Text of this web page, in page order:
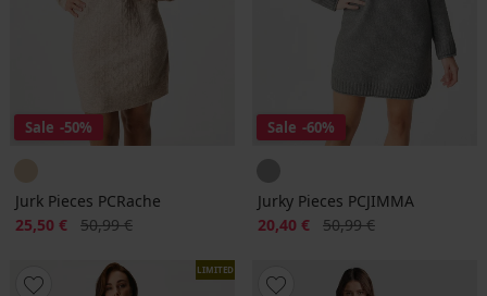
Sale -50%
Jurk Pieces PCRache
Korting
25,50 € Oorspronkelijke prijs
50,99 €
Sale -60%
Jurky Pieces PCJIMMA
Korting
20,40 € Oorspronkelijke prijs
50,99 €
LIMITED